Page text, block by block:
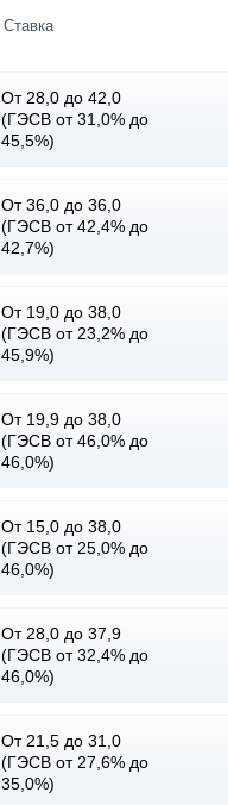
Ставка
От 28,0 до 42,0
(ГЭСВ от 31,0% до
45,5%)
От 36,0 до 36,0
(ГЭСВ от 42,4% до
42,7%)
От 19,0 до 38,0
(ГЭСВ от 23,2% до
45,9%)
От 19,9 до 38,0
(ГЭСВ от 46,0% до
46,0%)
От 15,0 до 38,0
(ГЭСВ от 25,0% до
46,0%)
От 28,0 до 37,9
(ГЭСВ от 32,4% до
46,0%)
От 21,5 до 31,0
(ГЭСВ от 27,6% до
35,0%)